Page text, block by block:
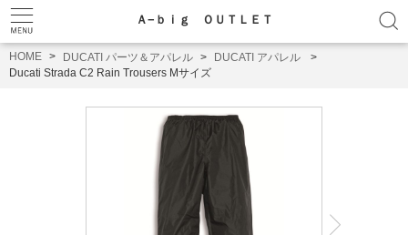
Ａ−ｂｉｇ ＯＵＴＬＥＴ
HOME DUCATI パーツ＆アパレル
DUCATI アパレル
Ducati Strada C2 Rain Trousers Mサイズ